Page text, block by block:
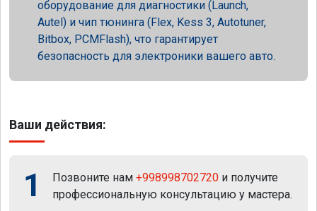
оборудование для диагностики (Launch,
Autel) и чип тюнинга (Flex, Kess 3, Autotuner,
Bitbox, PCMFlash), что гарантирует
безопасность для электроники вашего авто.
Ваши действия:
1 Позвоните нам +998998702720 и получите
профессиональную консультацию у мастера.